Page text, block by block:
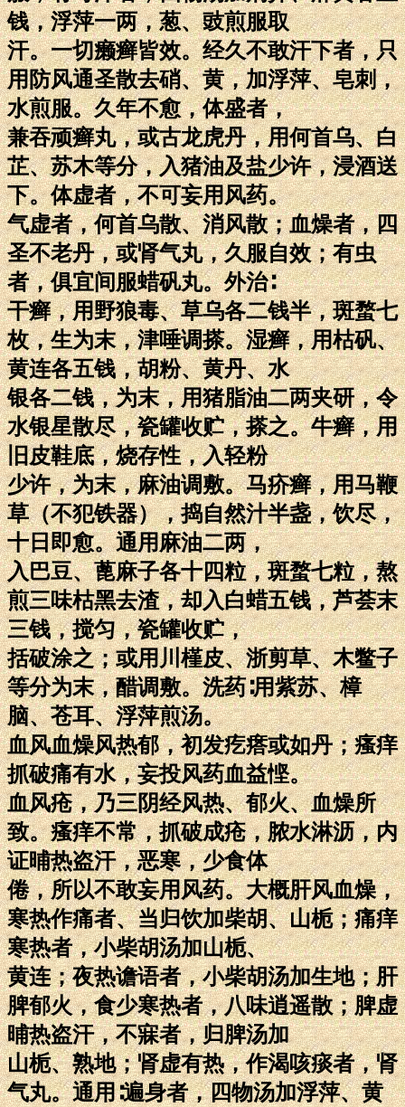
钱，浮萍一两，葱、豉煎服取
汗。一切癞癣皆效。经久不敢汗下者，只
用防风通圣散去硝、黄，加浮萍、皂刺，
水煎服。久年不愈，体盛者，
兼吞顽癣丸，或古龙虎丹，用何首乌、白
芷、苏木等分，入猪油及盐少许，浸酒送
下。体虚者，不可妄用风药。
气虚者，何首乌散、消风散；血燥者，四
圣不老丹，或肾气丸，久服自效；有虫
者，俱宜间服蜡矾丸。外治∶
干癣，用野狼毒、草乌各二钱半，斑蝥七
枚，生为末，津唾调搽。湿癣，用枯矾、
黄连各五钱，胡粉、黄丹、水
银各二钱，为末，用猪脂油二两夹研，令
水银星散尽，瓷罐收贮，搽之。牛癣，用
旧皮鞋底，烧存性，入轻粉
少许，为末，麻油调敷。马疥癣，用马鞭
草（不犯铁器），捣自然汁半盏，饮尽，
十日即愈。通用麻油二两，
入巴豆、蓖麻子各十四粒，斑蝥七粒，熬
煎三味枯黑去渣，却入白蜡五钱，芦荟末
三钱，搅匀，瓷罐收贮，
括破涂之；或用川槿皮、浙剪草、木鳖子
等分为末，醋调敷。洗药∶用紫苏、樟
脑、苍耳、浮萍煎汤。
血风血燥风热郁，初发疙瘩或如丹；瘙痒
抓破痛有水，妄投风药血益悭。
血风疮，乃三阴经风热、郁火、血燥所
致。瘙痒不常，抓破成疮，脓水淋沥，内
证晡热盗汗，恶寒，少食体
倦，所以不敢妄用风药。大概肝风血燥，
寒热作痛者、当归饮加柴胡、山栀；痛痒
寒热者，小柴胡汤加山栀、
黄连；夜热谵语者，小柴胡汤加生地；肝
脾郁火，食少寒热者，八味逍遥散；脾虚
晡热盗汗，不寐者，归脾汤加
山栀、熟地；肾虚有热，作渴咳痰者，肾
气丸。通用∶遍身者，四物汤加浮萍、黄